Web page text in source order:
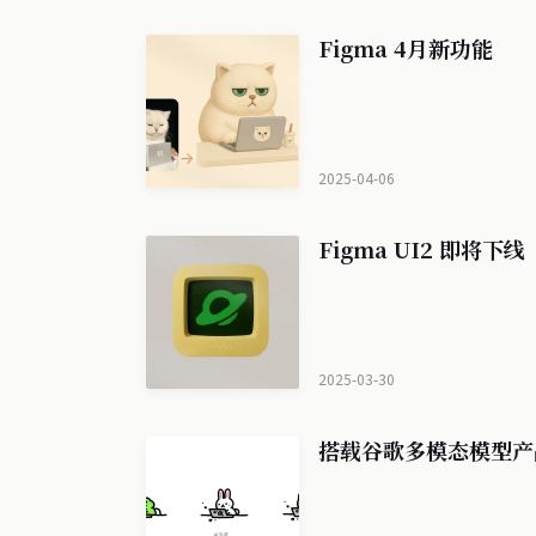
Figma 4月新功能
2025-04-06
Figma UI2 即将下线
2025-03-30
搭载谷歌多模态模型